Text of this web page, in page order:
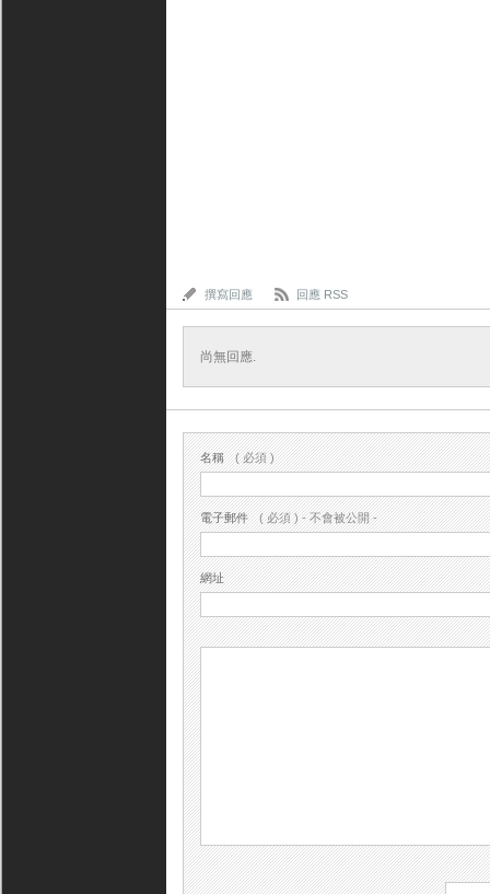
撰寫回應 回應 RSS
尚無回應.
名稱 ( 必須 )
電子郵件 ( 必須 ) - 不會被公開 -
網址